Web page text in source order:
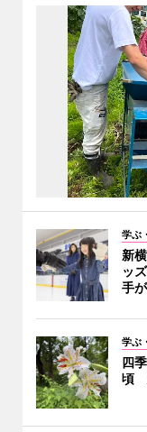
学ぶ
新
ッ
手
学ぶ
四
頃